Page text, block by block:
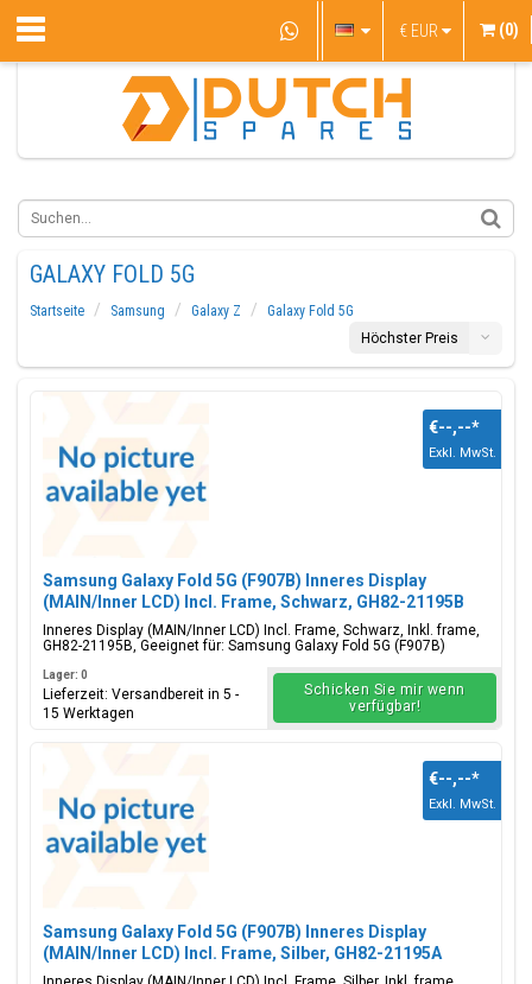
€ EUR (0)
GALAXY FOLD 5G
Startseite Samsung Galaxy Z
Galaxy Fold 5G
Höchster Preis
Samsung Galaxy Fold 5G (F907B) Inneres Display
(MAIN/Inner LCD) Incl. Frame, Schwarz, GH82-21195B
Inneres Display (MAIN/Inner LCD) Incl. Frame, Schwarz, Inkl. frame,
GH82-21195B, Geeignet für: Samsung Galaxy Fold 5G (F907B)
€--,--*
Exkl. MwSt.
Lager: 0
Lieferzeit: Versandbereit in 5 -
15 Werktagen
Schicken Sie mir wenn
verfügbar!
Samsung Galaxy Fold 5G (F907B) Inneres Display
(MAIN/Inner LCD) Incl. Frame, Silber, GH82-21195A
€--,--*
Exkl. MwSt.